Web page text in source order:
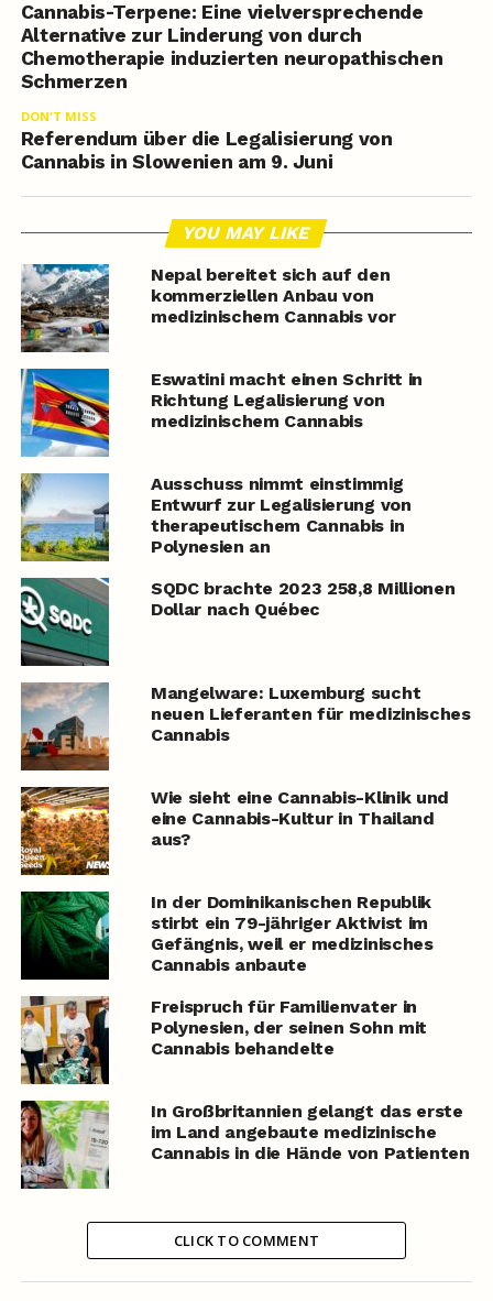
Cannabis-Terpene: Eine vielversprechende
Alternative zur Linderung von durch
Chemotherapie induzierten neuropathischen
Schmerzen
DON'T MISS
Referendum über die Legalisierung von
Cannabis in Slowenien am 9. Juni
YOU MAY LIKE
Nepal bereitet sich auf den
kommerziellen Anbau von
medizinischem Cannabis vor
Eswatini macht einen Schritt in
Richtung Legalisierung von
medizinischem Cannabis
Ausschuss nimmt einstimmig
Entwurf zur Legalisierung von
therapeutischem Cannabis in
Polynesien an
SQDC brachte 2023 258,8 Millionen
Dollar nach Québec
Mangelware: Luxemburg sucht
neuen Lieferanten für medizinisches
Cannabis
Wie sieht eine Cannabis-Klinik und
eine Cannabis-Kultur in Thailand
aus?
In der Dominikanischen Republik
stirbt ein 79-jähriger Aktivist im
Gefängnis, weil er medizinisches
Cannabis anbaute
Freispruch für Familienvater in
Polynesien, der seinen Sohn mit
Cannabis behandelte
In Großbritannien gelangt das erste
im Land angebaute medizinische
Cannabis in die Hände von Patienten
CLICK TO COMMENT